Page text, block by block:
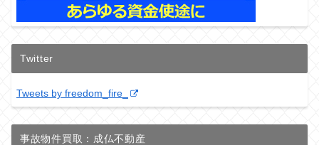
Twitter
Tweets by freedom_fire_
事故物件買取：成仏不動産